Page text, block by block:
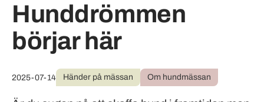
Hunddrömmen
börjar här
2025-07-14 Händer på mässan Om hundmässan